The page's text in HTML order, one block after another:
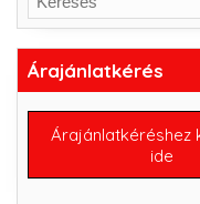
Árajánlatkérés
Árajánlatkéréshez
ide